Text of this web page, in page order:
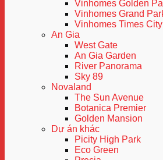
Vinhomes Golden
Vinhomes Grand
Vinhomes Times City
An Gia
West Gate
An Gia Garden
River Panorama
Sky 89
Novaland
The Sun Avenue
Botanica Premier
Golden Mansion
Dự án khác
Picity High Park
Eco Green